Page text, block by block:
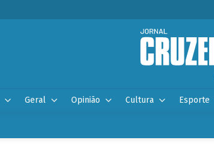
Geral Opinião Cultura Esporte